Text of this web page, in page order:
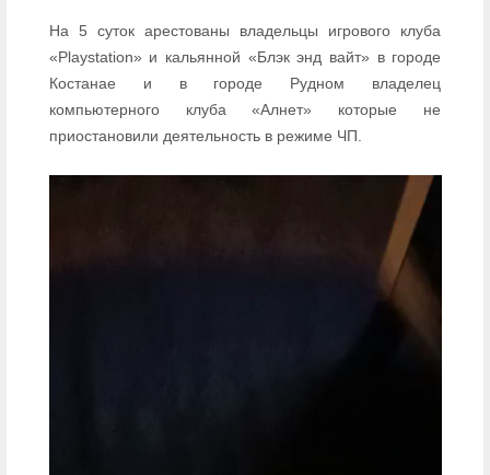
На 5 суток арестованы владельцы игрового клуба
«Playstation» и кальянной «Блэк энд вайт» в городе
Костанае и в городе Рудном владелец
компьютерного клуба «Алнет» которые не
приостановили деятельность в режиме ЧП.